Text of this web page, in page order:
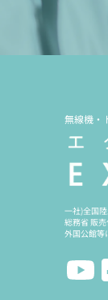
無線機・
一社)全国
総務省 販
外国公館等